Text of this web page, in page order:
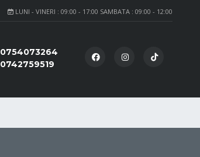
LUNI - VINERI : 09:00 - 17:00 SAMBATA : 09:00 - 12:00
0754073264
0742759519